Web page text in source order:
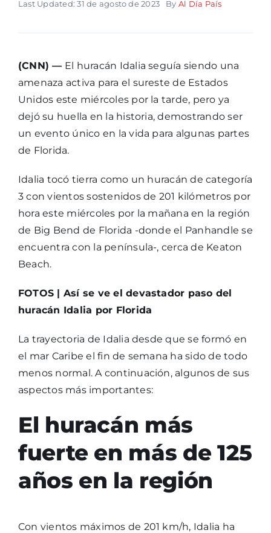
Last Updated: 31 de agosto de 2023 By Al Día País
(CNN) — El huracán Idalia seguía siendo una
amenaza activa para el sureste de Estados
Unidos este miércoles por la tarde, pero ya
dejó su huella en la historia, demostrando ser
un evento único en la vida para algunas partes
de Florida.
Idalia tocó tierra como un huracán de categoría
3 con vientos sostenidos de 201 kilómetros por
hora este miércoles por la mañana en la región
de Big Bend de Florida -donde el Panhandle se
encuentra con la península-, cerca de Keaton
Beach.
FOTOS | Así se ve el devastador paso del
huracán Idalia por Florida
La trayectoria de Idalia desde que se formó en
el mar Caribe el fin de semana ha sido de todo
menos normal. A continuación, algunos de sus
aspectos más importantes:
El huracán más
fuerte en más de 125
años en la región
Con vientos máximos de 201 km/h, Idalia ha